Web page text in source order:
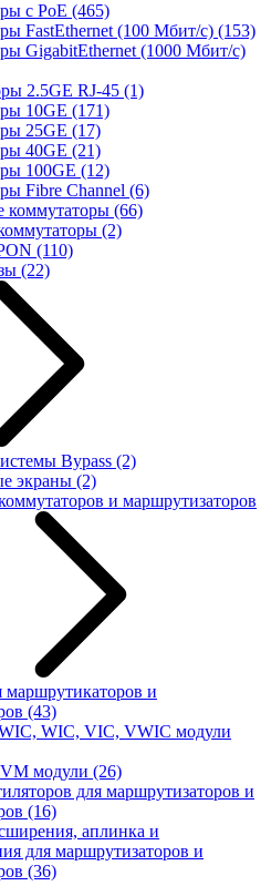
с PoE (465)
FastEthernet (100 Мбит/с) (153)
GigabitEthernet (1000 Мбит/с)
2.5GE RJ-45 (1)
10GE (171)
25GE (17)
40GE (21)
100GE (12)
Fibre Channel (6)
коммутаторы (66)
(2)
(110)
(22)
Bypass (2)
экраны (2)
и маршрутизаторов
маршрутикаторов и
(43)
WIC, VIC, VWIC модули
модули (26)
для маршрутизаторов и
(16)
аплинка и
для маршрутизаторов и
(36)